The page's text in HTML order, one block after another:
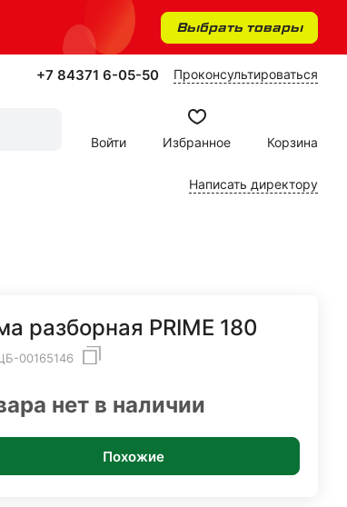
Выбрать товары
+7 84371 6-05-50 Проконсультироваться
Войти
Избранное Корзина
Написать директору
разборная PRIME 180
00165146
нет в наличии
Похожие